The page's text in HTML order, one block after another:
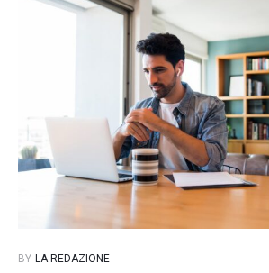
Contatti
BY LA REDAZIONE